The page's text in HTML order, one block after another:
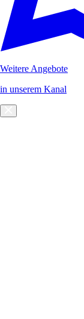
Weitere Angebote
in unserem Kanal